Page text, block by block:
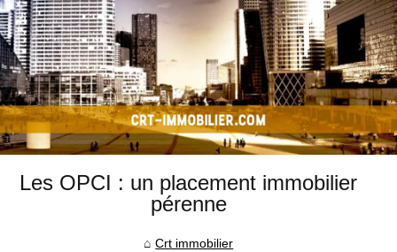
Les OPCI : un placement immobilier
pérenne
Crt immobilier